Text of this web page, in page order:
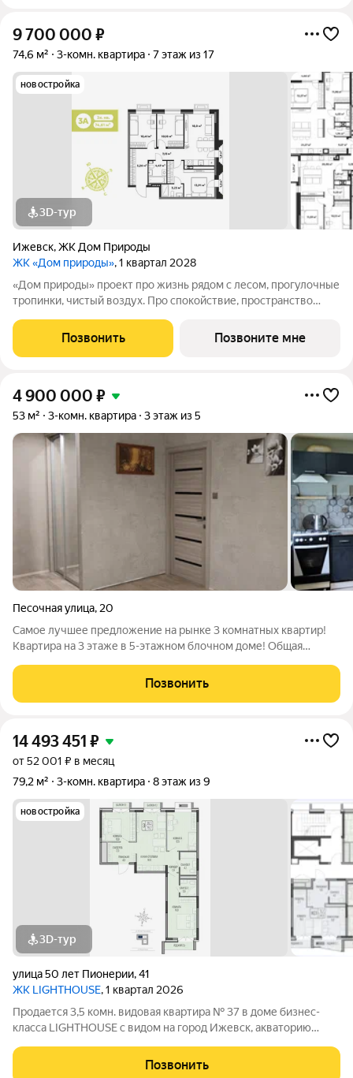
9 700 000 ₽
74,6 м² 3-комн. квартира 7 этаж из 17
новостройка
3D-тур
Ижевск,ЖК Дом Природы
ЖК «Дом природы», 1 квартал 2028
«Дом природы» проект про жизнь рядом с лесом, прогулочные
тропинки, чистый воздух. Про спокойствие, пространство
Жилой комплекс расположен в 10 минутах от центра города,
автомобилисты оценят
Позвонить Позвоните мне
4 900 000 ₽
53 м² 3-комн. квартира 3 этаж из 5
Песочная улица, 20
Самое лучшее предложение на рынке 3 комнатных квартир!
Квартира на 3 этаже в 5-этажном блочном доме! Общая
планировка. C двумя вместительными спальнями, из одной -
выход на застеленный балкон.
Позвонить
14 493 451 ₽
от 52 001 ₽ в месяц
79,2 м²
3-комн. квартира 8 этаж из 9
новостройка
3D-тур
улица 50 лет Пионерии,41
ЖК LIGHTHOUSE, 1 квартал 2026
Продается 3,5 комн. видовая квартира № 37 в доме бизнес-
класса LIGHTHOUSE с видом на город Ижевск, акваторию
теплым подземным паркингом вблизи парка Кирова на ул. 50
лет Пионерии. В шаговой
Позвонить